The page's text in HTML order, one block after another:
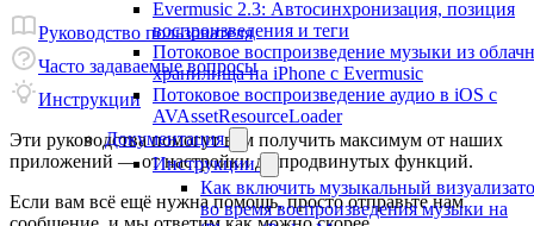
Evermusic 2.3: Автосинхронизация, позиция
воспроизведения и теги
Потоковое воспроизведение музыки из
хранилища на iPhone с Evermusic
Потоковое воспроизведение аудио в iOS с
AVAssetResourceLoader
Документация
Инструкции
Как включить музыкальный
во время воспроизведения музыки на
Руководство пользователя
Часто задаваемые вопросы
Инструкции
Эти руководства помогут вам получить максимум от наших
приложений — от настройки до продвинутых функций.
Если вам всё ещё нужна помощь, просто отправьте нам